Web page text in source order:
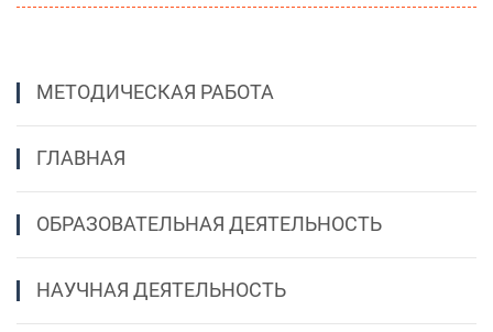
МЕТОДИЧЕСКАЯ РАБОТА
ГЛАВНАЯ
ОБРАЗОВАТЕЛЬНАЯ ДЕЯТЕЛЬНОСТЬ
НАУЧНАЯ ДЕЯТЕЛЬНОСТЬ